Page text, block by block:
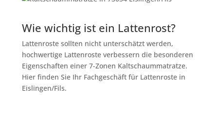
Wie wichtig ist ein Lattenrost?
Lattenroste sollten nicht unterschätzt werden,
hochwertige Lattenroste verbessern die besonderen
Eigenschaften einer 7-Zonen Kaltschaummatratze.
Hier finden Sie Ihr Fachgeschäft für Lattenroste in
Eislingen/Fils.